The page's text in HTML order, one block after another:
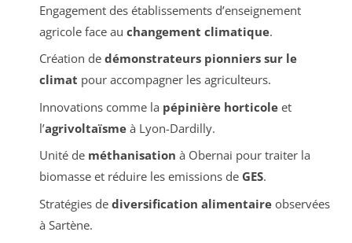
Engagement des établissements d’enseignement
agricole face au changement climatique.
Création de démonstrateurs pionniers sur le
climat pour accompagner les agriculteurs.
Innovations comme la pépinière horticoleet
l’agrivoltaïsmeà Lyon-Dardilly.
Unité de méthanisation à Obernai pour traiter la
biomasse et réduire les emissions de GES.
Stratégies de diversification alimentaireobservées
à Sartène.